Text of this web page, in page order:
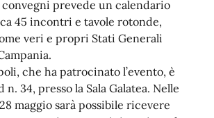
prevede un calendario
45 incontri e tavole rotonde,
veri e propri Stati Generali
che ha patrocinato l’evento, è
n. 34, presso la Sala Galatea. Nelle
maggio sarà possibile ricevere